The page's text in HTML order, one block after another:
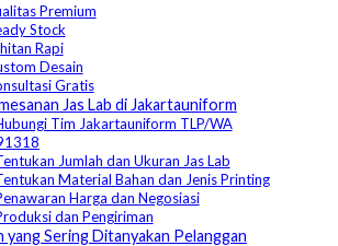
Premium
Stock
Rapi
Desain
Gratis
Jas Lab di Jakartauniform
Tim Jakartauniform TLP/WA
Jumlah dan Ukuran Jas Lab
Material Bahan dan Jenis Printing
Harga dan Negosiasi
dan Pengiriman
yang Sering Ditanyakan Pelanggan